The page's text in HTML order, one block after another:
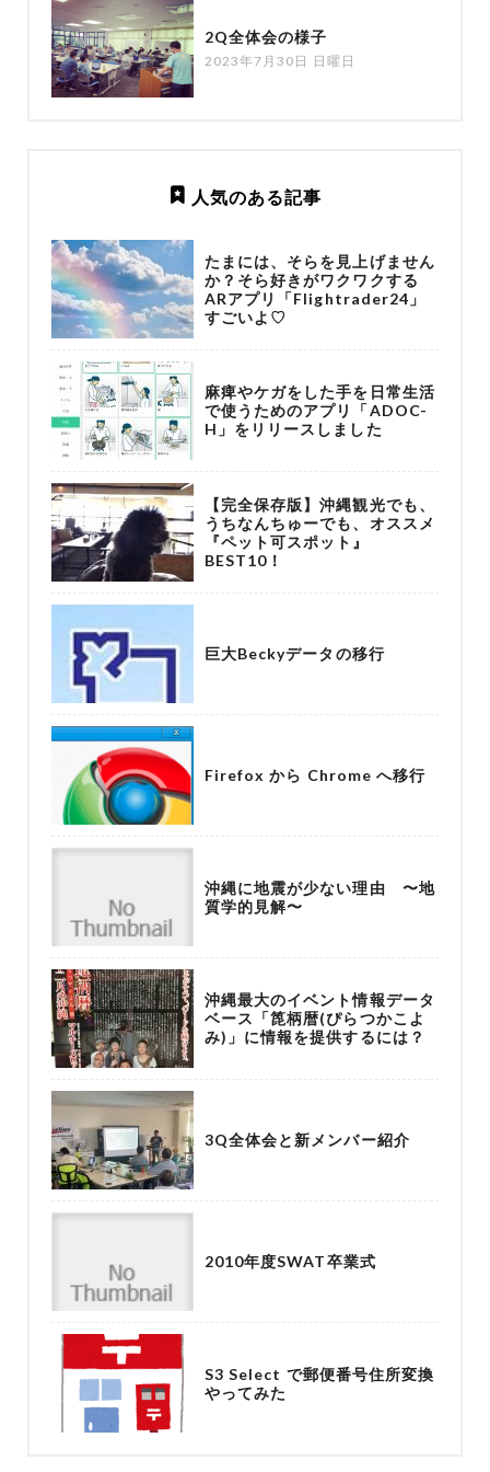
2Q全体会の様子
2023年7月30日 日曜日
人気のある記事
たまには、そらを見上げません
か？そら好きがワクワクする
ARアプリ「Flightrader24」
すごいよ♡
麻痺やケガをした手を日常生活
で使うためのアプリ「ADOC-
H」をリリースしました
【完全保存版】沖縄観光でも、
うちなんちゅーでも、オススメ
『ペット可スポット』
BEST10！
巨大Beckyデータの移行
Firefox から Chrome へ移行
沖縄に地震が少ない理由 〜地
質学的見解〜
沖縄最大のイベント情報データ
ベース「箆柄暦(ぴらつかこよ
み)」に情報を提供するには？
3Q全体会と新メンバー紹介
2010年度SWAT卒業式
S3 Select で郵便番号住所変換
やってみた